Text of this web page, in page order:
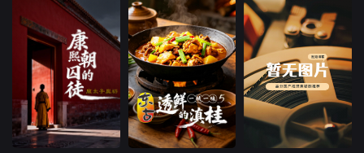
战，看废柴二代如
何洗白，草
物种的身影也惊艳
亮相。全片满载震
撼壮观的影像画
面，记录了多项科
学界首次发现的动
物行为，堪称有史
以来制作规模最宏
大的野生动物纪录
片之一。
非遗传承，
人间至味是清欢，
当宵夜不仅是宵
夜，节目着眼于“人
与食物”的关系，以
美食为切口，看一
场美食的味觉复
兴，来听食客故事
里的百态人生，我
在宵夜里等你，一
本片深入探索智人
的悠久历史——揭
示人类如何成为地
球上最强大的动
物。大约30万年
前，智人出现在非
洲。如今，他们是
这个星球上仅存的
人类物种。这一切
拉迪卡·艾普特
印度影片《调音
师》改编自2010年
的同名法国高分悬
疑短片。故事讲述
了一直假装盲人的
钢琴调音师阿卡
什，在意外成为一
起凶杀案的唯一“目